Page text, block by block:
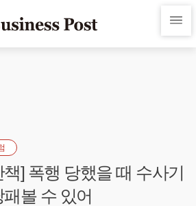
] 폭행 당했을 때 수사기
볼 수 있어